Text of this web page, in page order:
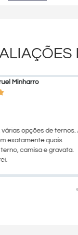
Minharro
várias opções de ternos.
exatamente quais
camisa e gravata.